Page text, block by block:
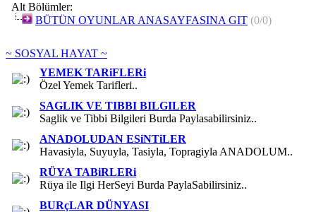
Alt Bölümler:
BÜTÜN OYUNLAR ANASAYFASINA GIT (0/0)
~ SOSYAL HAYAT ~
YEMEK TARiFLERi
Özel Yemek Tarifleri..
SAGLIK VE TIBBI BILGILER
Saglik ve Tibbi Bilgileri Burda Paylasabilirsiniz..
ANADOLUDAN ESiNTiLER
Havasiyla, Suyuyla, Tasiyla, Topragiyla ANADOLUM..
RÜYA TABiRLERi
Rüya ile Ilgi HerSeyi Burda PaylaSabilirsiniz..
BURçLAR DÜNYASI